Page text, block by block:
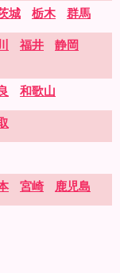
城 栃木 群馬
福井
静岡
和歌山
宮崎 鹿児島